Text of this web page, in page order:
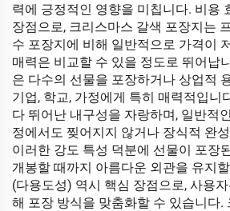
력에 긍정적인 영향을 미칩니다. 비용
장점으로, 크리스마스 갈색 포장지는
수 포장지에 비해 일반적으로 가격이
매력은 비교할 수 있을 정도로 뛰어납
은 다수의 선물을 포장하거나 상업적
기업, 학교, 가정에게 특히 매력적입니
다 뛰어난 내구성을 자랑하며, 일반적
정에서도 찢어지지 않거나 장식적 완
이러한 강도 특성 덕분에 선물이 포장
개봉할 때까지 아름다운 외관을 유지
(다용도성) 역시 핵심 장점으로, 사용
해 포장 방식을 맞춤화할 수 있습니다.